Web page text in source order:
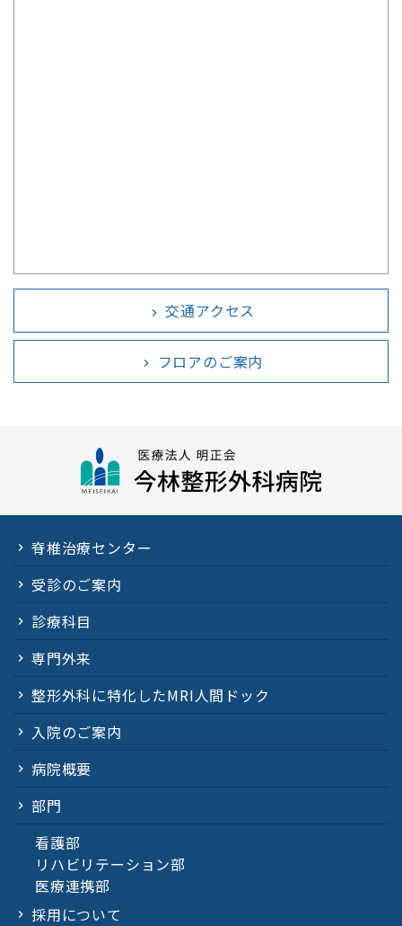
chevron_right 交通アクセス
chevron_right フロアのご案内
脊椎治療センター
受診のご案内
診療科目
専門外来
整形外科に特化したMRI人間ドック
入院のご案内
病院概要
部門
看護部
リハビリテーション部
医療連携部
採用について